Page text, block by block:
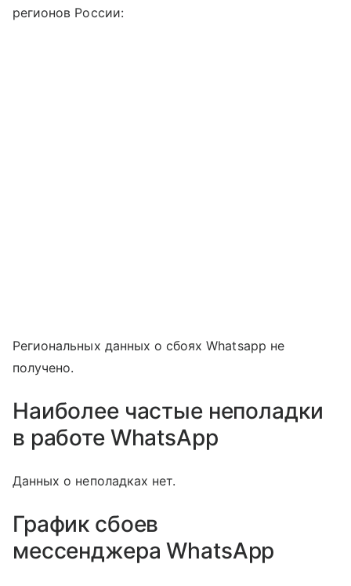
регионов России:
Региональных данных о сбоях Whatsapp не
получено.
Наиболее частые неполадки
в работе WhatsApp
Данных о неполадках нет.
График сбоев
мессенджера WhatsApp